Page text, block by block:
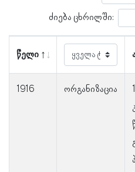
ძიება ცხრილში:
წელი
1916 ორგანიზაცია